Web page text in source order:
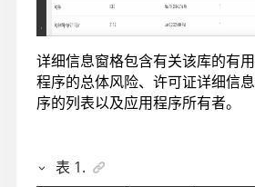
详细信息窗格包含有关该库的有
程序的总体风险、许可证详细信
序的列表以及应用程序所有者。
表 1.